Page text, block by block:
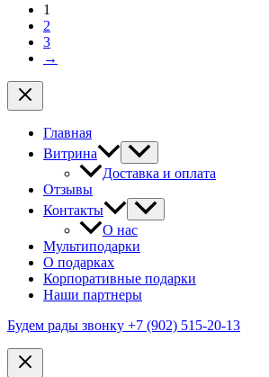
1
2
3
→
Главная
Витрина
Доставка и оплата
Отзывы
Контакты
О нас
Мультиподарки
О подарках
Корпоративные подарки
Наши партнеры
Будем рады звонку +7 (902) 515-20-13